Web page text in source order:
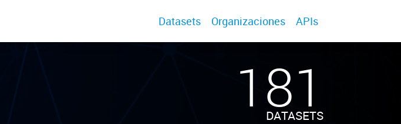
Datasets Organizaciones APIs
181
DATASETS